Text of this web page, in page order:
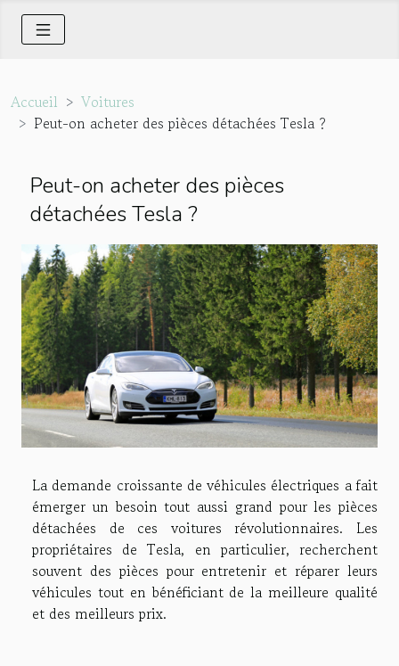
Accueil
Voitures
Peut-on acheter des pièces détachées Tesla ?
Peut-on acheter des pièces
détachées Tesla ?
La demande croissante de véhicules électriques a fait
émerger un besoin tout aussi grand pour les pièces
détachées de ces voitures révolutionnaires. Les
propriétaires de Tesla, en particulier, recherchent
souvent des pièces pour entretenir et réparer leurs
véhicules tout en bénéficiant de la meilleure qualité
et des meilleurs prix.